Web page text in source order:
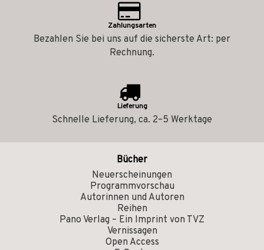
Zahlungsarten
Bezahlen Sie bei uns auf die sicherste Art: per
Rechnung.
Lieferung
Schnelle Lieferung, ca. 2–5 Werktage
Bücher
Neuerscheinungen
Programmvorschau
Autorinnen und Autoren
Reihen
Pano Verlag – Ein Imprint von TVZ
Vernissagen
Open Access